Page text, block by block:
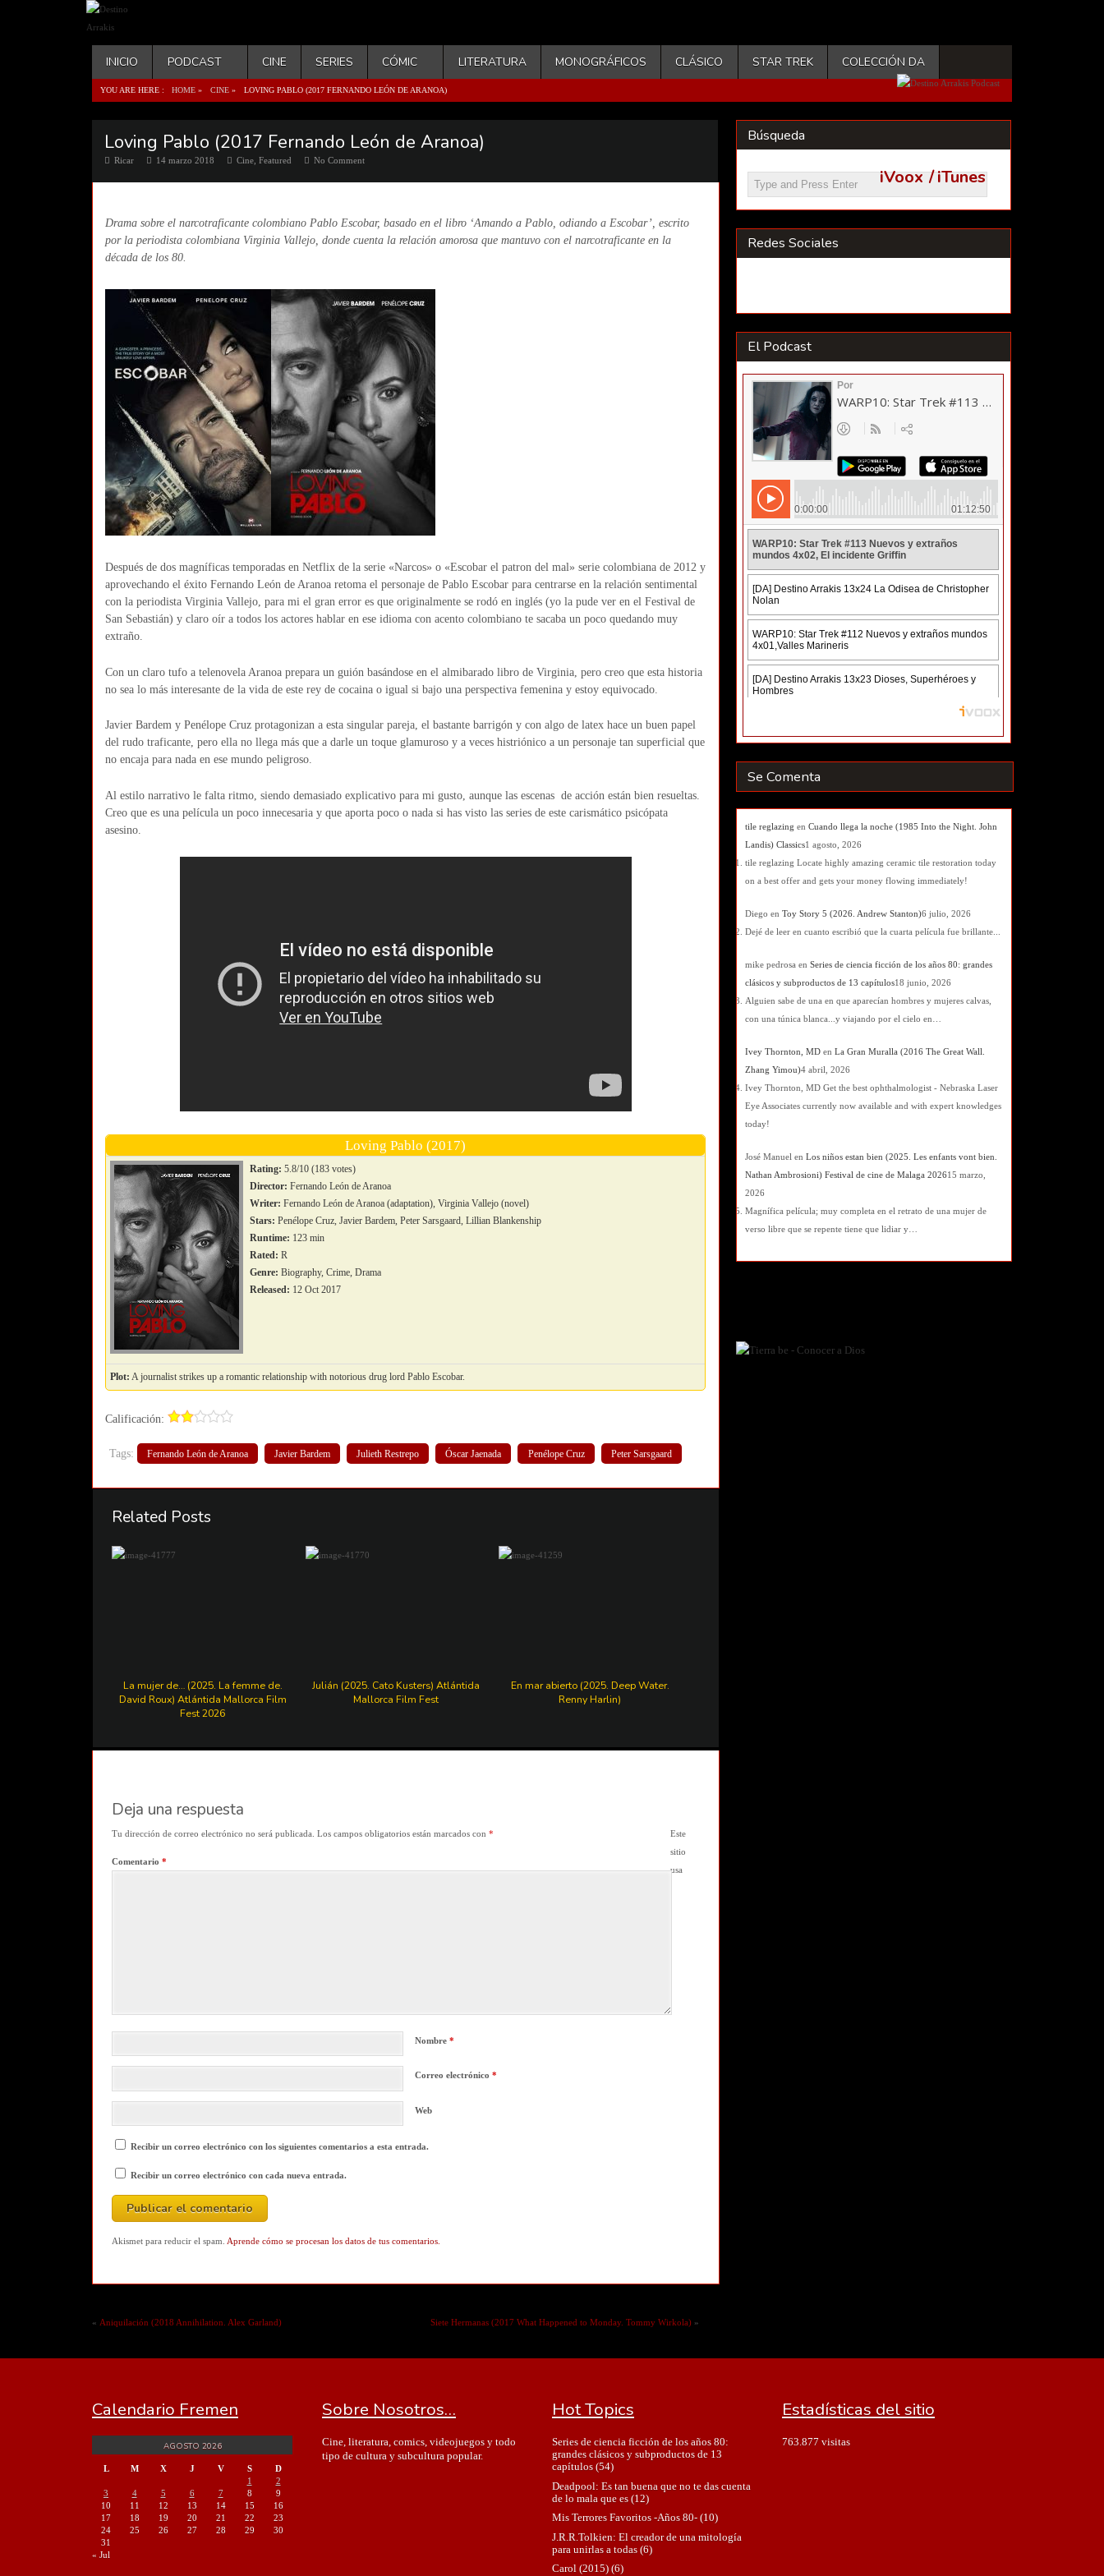
iVoox /iTunes
INICIO PODCAST CINE SERIES CÓMIC LITERATURA MONOGRÁFICOS CLÁSICO STAR TREK COLECCIÓN DA
YOU ARE HERE : HOME » CINE» LOVING PABLO (2017 FERNANDO LEÓN DE ARANOA)
Loving Pablo (2017 Fernando León de Aranoa)
Ricar 14 marzo 2018 Cine,Featured No Comment
Drama sobre el narcotraficante colombiano Pablo Escobar, basado en el libro ‘Amando a Pablo, odiando a Escobar’, escrito
por la periodista colombiana Virginia Vallejo, donde cuenta la relación amorosa que mantuvo con el narcotraficante en la
década de los 80.
Después de dos magníficas temporadas en Netflix de la serie «Narcos» o «Escobar el patron del mal» serie colombiana de 2012 y
aprovechando el éxito Fernando León de Aranoa retoma el personaje de Pablo Escobar para centrarse en la relación sentimental
con la periodista Virginia Vallejo, para mi el gran error es que originalmente se rodó en inglés (yo la pude ver en el Festival de
San Sebastián) y claro oír a todos los actores hablar en ese idioma con acento colombiano te sacaba un poco quedando muy
extraño.
Con un claro tufo a telenovela Aranoa prepara un guión basándose en el almibarado libro de Virginia, pero creo que esta historia
no sea lo más interesante de la vida de este rey de cocaina o igual si bajo una perspectiva femenina y estoy equivocado.
Javier Bardem y Penélope Cruz protagonizan a esta singular pareja, el bastante barrigón y con algo de latex hace un buen papel
del rudo traficante, pero ella no llega más que a darle un toque glamuroso y a veces histriónico a un personaje tan superficial que
no encaja para nada en ese mundo peligroso.
Al estilo narrativo le falta ritmo, siendo demasiado explicativo para mi gusto, aunque las escenas de acción están bien resueltas.
Creo que es una película un poco innecesaria y que aporta poco o nada si has visto las series de este carismático psicópata
asesino.
Loving Pablo (2017)
Rating: 5.8/10 (183 votes)
Director: Fernando León de Aranoa
Writer: Fernando León de Aranoa (adaptation), Virginia Vallejo (novel)
Stars: Penélope Cruz, Javier Bardem, Peter Sarsgaard, Lillian Blankenship
Runtime: 123 min
Rated: R
Genre: Biography, Crime, Drama
Released: 12 Oct 2017
Plot: A journalist strikes up a romantic relationship with notorious drug lord Pablo Escobar.
Calificación:
Tags: Fernando León de Aranoa Javier Bardem Julieth Restrepo Óscar Jaenada Penélope Cruz Peter Sarsgaard
Related Posts
La mujer de… (2025. La femme de.
David Roux) Atlántida Mallorca Film
Fest 2026
Julián (2025. Cato Kusters) Atlántida
Mallorca Film Fest
En mar abierto (2025. Deep Water.
Renny Harlin)
Deja una respuesta
Tu dirección de correo electrónico no será publicada. Los campos obligatorios están marcados con *
Comentario *
Nombre *
Correo electrónico *
Web
Recibir un correo electrónico con los siguientes comentarios a esta entrada.
Recibir un correo electrónico con cada nueva entrada.
Este
sitio
usa
Akismet para reducir el spam. Aprende cómo se procesan los datos de tus comentarios.
« Aniquilación (2018 Annihilation. Alex Garland) Siete Hermanas (2017 What Happened to Monday. Tommy Wirkola)»
Búsqueda
Redes Sociales
El Podcast
Se Comenta
tile reglazing en Cuando llega la noche (1985 Into the Night. John
Landis) Classics1 agosto, 2026
tile reglazing Locate highly amazing ceramic tile restoration today
on a best offer and gets your money flowing immediately!
Diego en Toy Story 5 (2026. Andrew Stanton)6 julio, 2026
Dejé de leer en cuanto escribió que la cuarta película fue brillante...
mike pedrosa en Series de ciencia ficción de los años 80: grandes
clásicos y subproductos de 13 capítulos18 junio, 2026
Alguien sabe de una en que aparecían hombres y mujeres calvas,
con una túnica blanca...y viajando por el cielo en…
Ivey Thornton, MD en La Gran Muralla (2016 The Great Wall.
Zhang Yimou)4 abril, 2026
Ivey Thornton, MD Get the best ophthalmologist - Nebraska Laser
Eye Associates currently now available and with expert knowledges
today!
José Manuel en Los niños estan bien (2025. Les enfants vont bien.
Nathan Ambrosioni) Festival de cine de Malaga 202615 marzo,
2026
Magnífica película; muy completa en el retrato de una mujer de
verso libre que se repente tiene que lidiar y…
Calendario Fremen
AGOSTO 2026
L M X J V S
D
1
2
3
4 5 6 7 8
9
10
11 12 13 14 15
16
17
18 19 20 21 22
23
24
25 26 27 28 29
30
31
« Jul
Sobre Nosotros…
Cine, literatura, comics, videojuegos y todo
tipo de cultura y subcultura popular.
Hot Topics
Series de ciencia ficción de los años 80:
grandes clásicos y subproductos de 13
capítulos(54)
Deadpool: Es tan buena que no te das cuenta
de lo mala que es(12)
Mis Terrores Favoritos -Años 80-(10)
J.R.R.Tolkien: El creador de una mitología
para unirlas a todas(6)
Carol (2015)(6)
Estadísticas del sitio
763.877 visitas